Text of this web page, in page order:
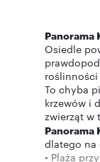
Panorama
Osiedle
To chyba
krzewów i
Panorama
dlatego na
• Plaża